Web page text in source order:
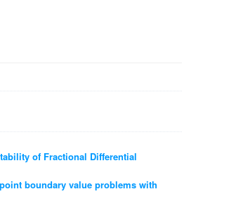
of Fractional Differential
boundary value problems with